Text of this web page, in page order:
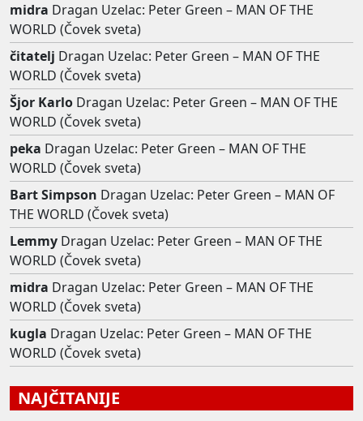
midra Dragan Uzelac: Peter Green – MAN OF THE
WORLD (Čovek sveta)
čitatelj Dragan Uzelac: Peter Green – MAN OF THE
WORLD (Čovek sveta)
Šjor Karlo Dragan Uzelac: Peter Green – MAN OF THE
WORLD (Čovek sveta)
peka Dragan Uzelac: Peter Green – MAN OF THE
WORLD (Čovek sveta)
Bart Simpson Dragan Uzelac: Peter Green – MAN OF
THE WORLD (Čovek sveta)
Lemmy Dragan Uzelac: Peter Green – MAN OF THE
WORLD (Čovek sveta)
midra Dragan Uzelac: Peter Green – MAN OF THE
WORLD (Čovek sveta)
kugla Dragan Uzelac: Peter Green – MAN OF THE
WORLD (Čovek sveta)
NAJČITANIJE